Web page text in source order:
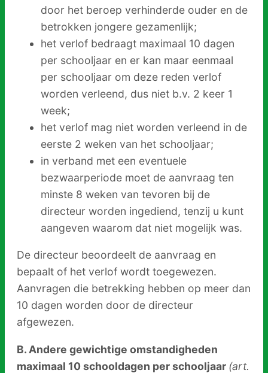
door het beroep verhinderde ouder en de
betrokken jongere gezamenlijk;
het verlof bedraagt maximaal 10 dagen
per schooljaar en er kan maar eenmaal
per schooljaar om deze reden verlof
worden verleend, dus niet b.v. 2 keer 1
week;
het verlof mag niet worden verleend in de
eerste 2 weken van het schooljaar;
in verband met een eventuele
bezwaarperiode moet de aanvraag ten
minste 8 weken van tevoren bij de
directeur worden ingediend, tenzij u kunt
aangeven waarom dat niet mogelijk was.
De directeur beoordeelt de aanvraag en
bepaalt of het verlof wordt toegewezen.
Aanvragen die betrekking hebben op meer dan
10 dagen worden door de directeur
afgewezen.
B. Andere gewichtige omstandigheden
maximaal 10 schooldagen per schooljaar (art.